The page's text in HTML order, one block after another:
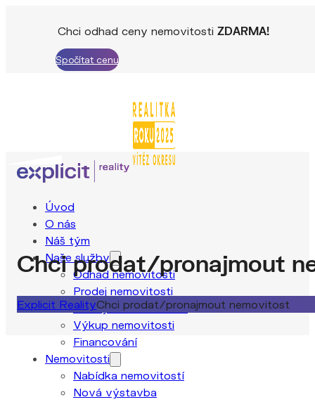
Chci odhad ceny nemovitosti ZDARMA!
Spočítat cenu
Úvod
O nás
Náš tým
Naše služby
Odhad nemovitosti
Prodej nemovitosti
Pronájem nemovitosti
Výkup nemovitosti
Financování
Nemovitosti
Nabídka nemovitostí
Nová výstavba
Chci prodat/pronajmout
Explicit RealityChci prodat/pronajmout nemovitost